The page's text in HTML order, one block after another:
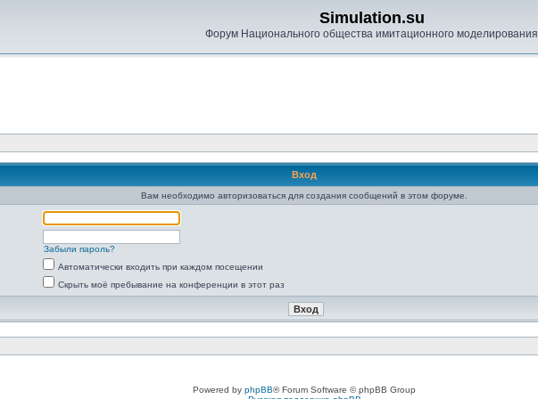
Simulation.su
Форум Национального общества имитационного моделирования
Вход
Вам необходимо авторизоваться для создания сообщений в этом форуме.
Забыли пароль?
Автоматически входить при каждом посещении
Скрыть моё пребывание на конференции в этот раз
Powered by phpBB® Forum Software © phpBB Group